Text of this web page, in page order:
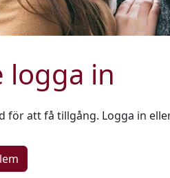
logga in
för att få tillgång. Logga in